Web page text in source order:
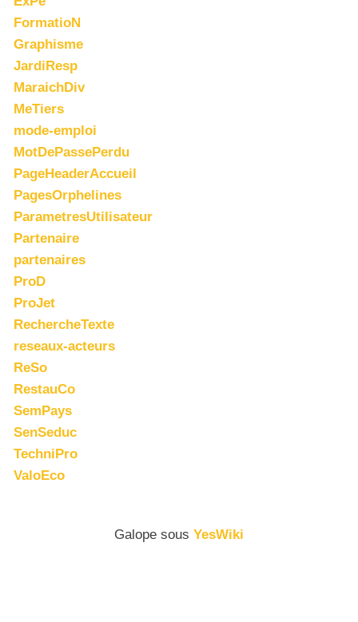
FormatioN
Graphisme
JardiResp
MaraichDiv
MeTiers
mode-emploi
MotDePassePerdu
PageHeaderAccueil
PagesOrphelines
ParametresUtilisateur
Partenaire
partenaires
ProD
ProJet
RechercheTexte
reseaux-acteurs
ReSo
RestauCo
SemPays
SenSeduc
TechniPro
ValoEco
Galope sous YesWiki